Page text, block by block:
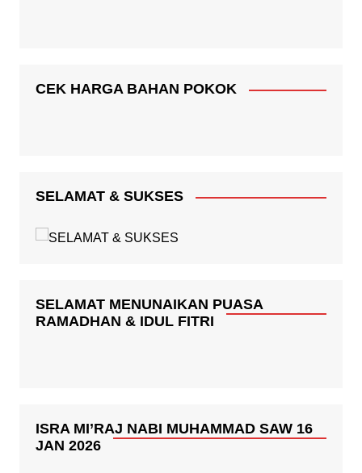
CEK HARGA BAHAN POKOK
SELAMAT & SUKSES
SELAMAT MENUNAIKAN PUASA
RAMADHAN & IDUL FITRI
ISRA MI’RAJ NABI MUHAMMAD SAW 16
JAN 2026